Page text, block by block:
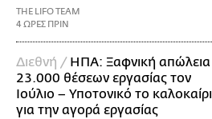
THE LIFO TEAM
4 ΩΡΕΣ ΠΡΙΝ
Διεθνή / ΗΠΑ: Ξαφνική απώλεια
23.000 θέσεων εργασίας τον
Ιούλιο – Υποτονικό το καλοκαίρι
για την αγορά εργασίας